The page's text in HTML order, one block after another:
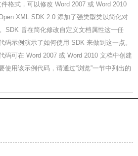
格式，可以修改 Word 2007 或 Word 2010
XML SDK 2.0 添加了强类型类以简化对
SDK 旨在简化修改自定义文档属性这一任
码示例演示了如何使用 SDK 来做到这一点。
码可在 Word 2007 或 Word 2010 文档中创建
使用该示例代码，请通过“浏览”一节中列出的